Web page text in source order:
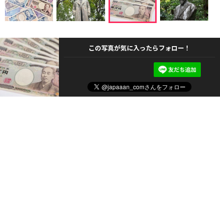
この写真が気に入ったらフォロー！